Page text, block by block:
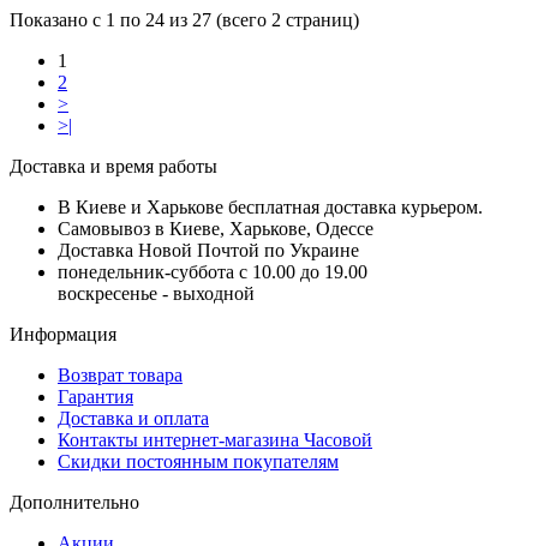
Показано с 1 по 24 из 27 (всего 2 страниц)
1
2
>
>|
Доставка и время работы
В Киеве и Харькове бесплатная доставка курьером.
Самовывоз в Киеве, Харькове, Одессе
Доставка Новой Почтой по Украине
понедельник-суббота с 10.00 до 19.00
воскресенье - выходной
Информация
Возврат товара
Гарантия
Доставка и оплата
Контакты интернет-магазина Часовой
Скидки постоянным покупателям
Дополнительно